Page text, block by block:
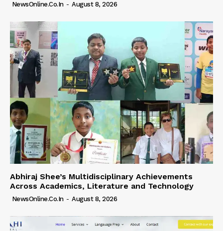
NewsOnline.co.in - August 8, 2026
Abhiraj Shee’s Multidisciplinary Achievements
Across Academics, Literature and Technology
NewsOnline.co.in - August 8, 2026